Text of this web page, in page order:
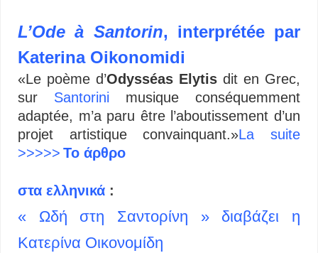
L’Ode à Santorin, interprétée par
Katerina Oikonomidi
«Le poème d’Odysséas Elytis dit en Grec,
sur Santorini musique conséquemment
adaptée, m’a paru être l’aboutissement d’un
projet artistique convainquant.»La suite
>>>>> Το άρθρο
στα ελληνικά :
« Ωδή στη Σαντορίνη » διαβάζει η
Κατερίνα Οικονομίδη